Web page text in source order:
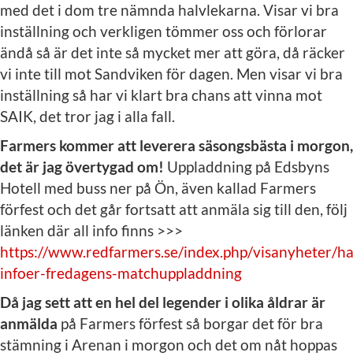
med det i dom tre nämnda halvlekarna. Visar vi bra
inställning och verkligen tömmer oss och förlorar
ändå så är det inte så mycket mer att göra, då räcker
vi inte till mot Sandviken för dagen. Men visar vi bra
inställning så har vi klart bra chans att vinna mot
SAIK, det tror jag i alla fall.
Farmers kommer att leverera säsongsbästa i morgon,
det är jag övertygad om! Uppladdning på Edsbyns
Hotell med buss ner på Ön, även kallad Farmers
förfest och det går fortsatt att anmäla sig till den, följ
länken där all info finns >>>
https://www.redfarmers.se/index.php/visanyheter/
infoer-fredagens-matchuppladdning
Då jag sett att en hel del legender i olika åldrar är
anmälda på Farmers förfest så borgar det för bra
stämning i Arenan i morgon och det om nåt hoppas